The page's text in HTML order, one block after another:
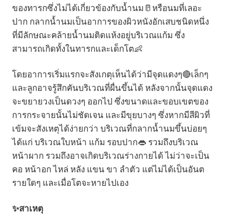
ของทารกซึ่งไม่ได้เกี่ยวข้องกับน้ำนม🥛หรือนมที่เลอะ
ปาก กลากน้ำนมเป็นอาการของผิวหนังอักเสบชนิดหนึ่ง
ที่มีลักษณะคล้ายน้ำนมติดแห้งอยู่บริเวณแก้ม ซึ่ง
สามารถเกิดทั้งในทารกและเด็กโต👶
โดยอาการเริ่มแรกจะสังเกตุเห็นได้ว่ามีจุดแดงๆ🔴เล็กๆ
และลูกอาจรู้สึกคันบริเวณที่ผื่นขึ้นได้ หลังจากนั้นจุดแดง
จะขยายวงเป็นดวงๆ ออกไป ซึ่งขนาดและขอบเขตของ
การกระจายนั้นไม่ชัดเจน และมีขุยบางๆ ซึ่งหากมีสีผิวที่
เข้มจะสังเหตุได้ง่ายกว่า บริเวณที่กลากน้ำนมขึ้นบ่อยๆ
ได้แก่ บริเวณใบหน้า แก้ม รอบปาก👄 รวมถึงบริเวณ
หน้าผาก รวมถึงอาจเกิดบริเวณร่างกายได้ ไม่ว่าจะเป็น
คอ หน้าอก ไหล่ หลัง แขน ขา ลำตัว แต่ไม่ได้เป็นอันต
รายใดๆ และเมื่อโตจะหายไปเอง
✨สาเหตุ